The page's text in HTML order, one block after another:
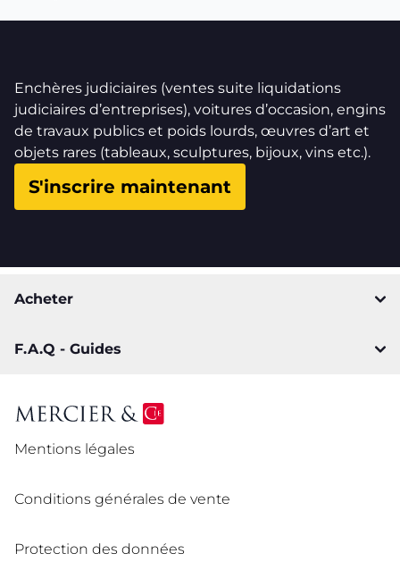
Enchères judiciaires (ventes suite liquidations
judiciaires d’entreprises), voitures d’occasion, engins
de travaux publics et poids lourds, œuvres d’art et
objets rares (tableaux, sculptures, bijoux, vins etc.).
S'inscrire maintenant
Acheter
F.A.Q - Guides
Mentions légales
Conditions générales de vente
Protection des données